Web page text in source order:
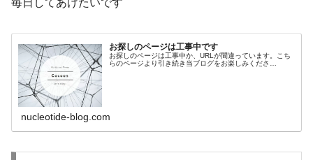
お探しのページは工事中です
お探しのページは工事中か、URLが間違っています。こち
らのページより引き続き当ブログをお楽しみくださ…
nucleotide-blog.com